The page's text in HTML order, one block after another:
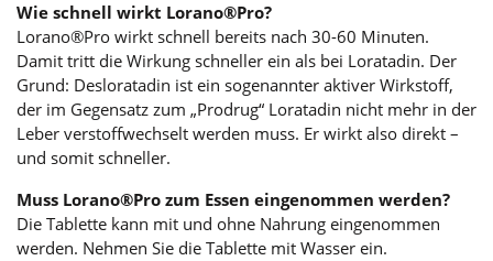
Wie schnell wirkt Lorano®Pro?
Lorano®Pro wirkt schnell bereits nach 30-60 Minuten.
Damit tritt die Wirkung schneller ein als bei Loratadin. Der
Grund: Desloratadin ist ein sogenannter aktiver Wirkstoff,
der im Gegensatz zum „Prodrug“ Loratadin nicht mehr in der
Leber verstoffwechselt werden muss. Er wirkt also direkt –
und somit schneller.
Muss Lorano®Pro zum Essen eingenommen werden?
Die Tablette kann mit und ohne Nahrung eingenommen
werden. Nehmen Sie die Tablette mit Wasser ein.